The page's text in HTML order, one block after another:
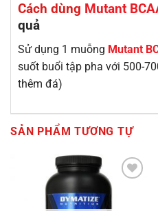
Cách dùng Mutant
quả
Sử dụng 1 muỗng Mutant
suốt buổi tập pha với 500-
thêm đá)
SẢN PHẨM TƯƠNG TỰ